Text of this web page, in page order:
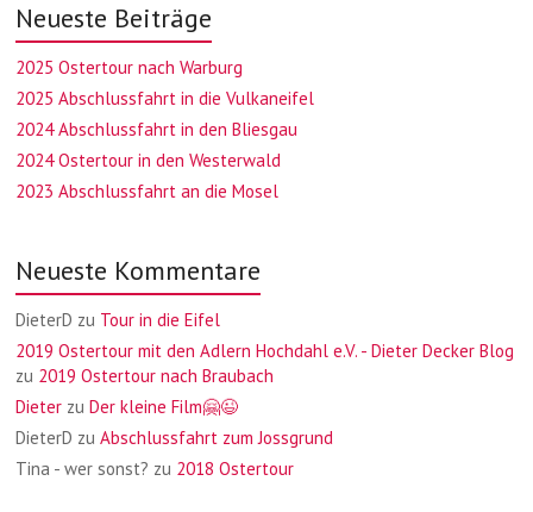
Neueste Beiträge
2025 Ostertour nach Warburg
2025 Abschlussfahrt in die Vulkaneifel
2024 Abschlussfahrt in den Bliesgau
2024 Ostertour in den Westerwald
2023 Abschlussfahrt an die Mosel
Neueste Kommentare
DieterD zu Tour in die Eifel
2019 Ostertour mit den Adlern Hochdahl e.V. - Dieter Decker Blog
zu 2019 Ostertour nach Braubach
Dieter zuDer kleine Film🤗😉
DieterD zuAbschlussfahrt zum Jossgrund
Tina - wer sonst? zu 2018 Ostertour